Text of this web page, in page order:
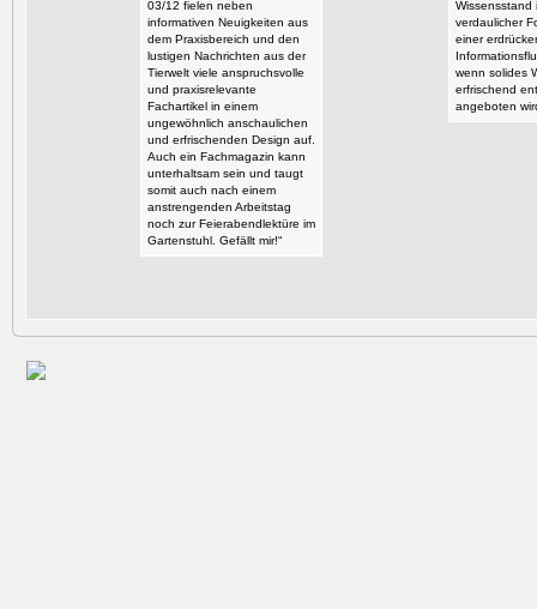
03/12 fielen neben
informativen Neuigkeiten aus
dem Praxisbereich und den
lustigen Nachrichten aus der
Tierwelt viele anspruchsvolle
und praxisrelevante
Fachartikel in einem
ungewöhnlich anschaulichen
und erfrischenden Design auf.
Auch ein Fachmagazin kann
unterhaltsam sein und taugt
somit auch nach einem
anstrengenden Arbeitstag
noch zur Feierabendlektüre im
Gartenstuhl. Gefällt mir!“
Wissensstand
verdaulicher
einer
wenn solides
erfrischend
angeboten